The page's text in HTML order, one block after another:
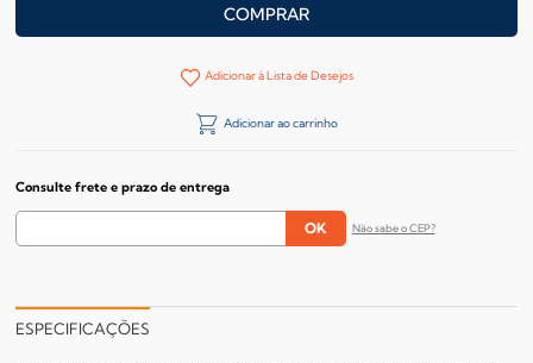
COMPRAR
Adicionar à Lista de Desejos
Adicionar ao carrinho
Consulte frete e prazo de entrega
Não sabe o CEP?
ESPECIFICAÇÕES